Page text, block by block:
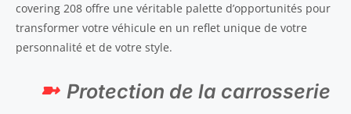
covering 208 offre une véritable palette d’opportunités pour
transformer votre véhicule en un reflet unique de votre
personnalité et de votre style.
Protection de la carrosserie